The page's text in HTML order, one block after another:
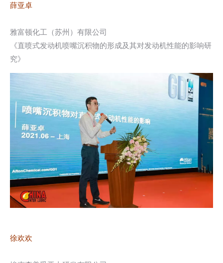
薛亚卓
雅富顿化工（苏州）有限公司
《直喷式发动机喷嘴沉积物的形成及其对发动机性能的影响研
究》
徐欢欢